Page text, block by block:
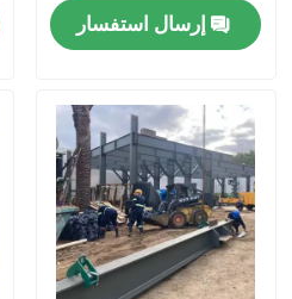
المنزل
حولنا
جولة في المصنع
إرسال استفسار